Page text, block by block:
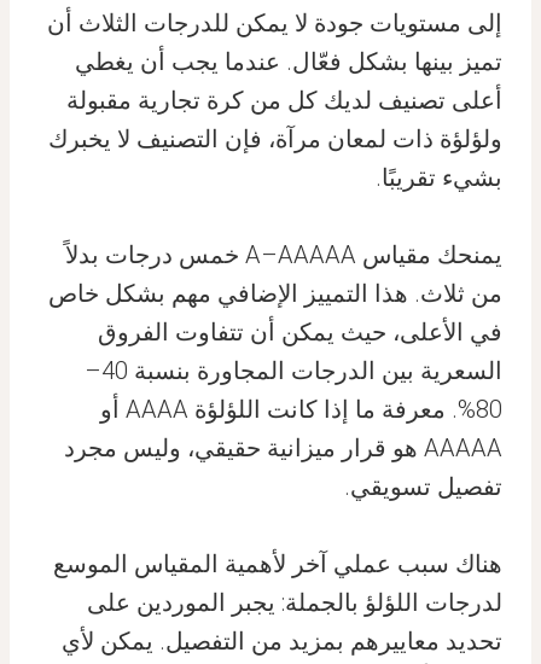
إلى مستويات جودة لا يمكن للدرجات الثلاث أن
تميز بينها بشكل فعّال. عندما يجب أن يغطي
أعلى تصنيف لديك كل من كرة تجارية مقبولة
ولؤلؤة ذات لمعان مرآة، فإن التصنيف لا يخبرك
بشيء تقريبًا.
يمنحك مقياس A–AAAAA خمس درجات بدلاً
من ثلاث. هذا التمييز الإضافي مهم بشكل خاص
في الأعلى، حيث يمكن أن تتفاوت الفروق
السعرية بين الدرجات المجاورة بنسبة 40–
80%. معرفة ما إذا كانت اللؤلؤة AAAA أو
AAAAA هو قرار ميزانية حقيقي، وليس مجرد
تفصيل تسويقي.
هناك سبب عملي آخر لأهمية المقياس الموسع
لدرجات اللؤلؤ بالجملة: يجبر الموردين على
تحديد معاييرهم بمزيد من التفصيل. يمكن لأي